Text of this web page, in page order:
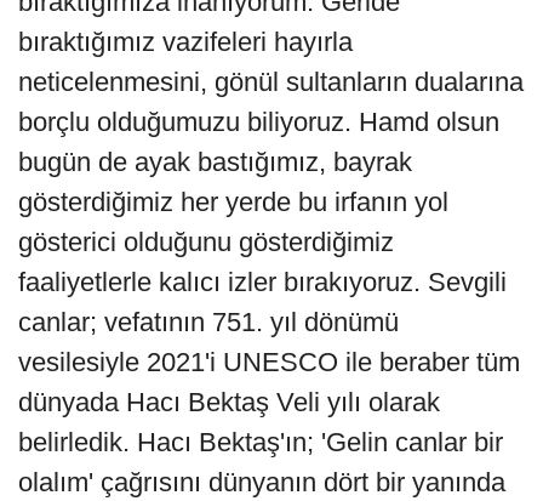
bıraktığımız vazifeleri hayırla
neticelenmesini, gönül sultanların dualarına
borçlu olduğumuzu biliyoruz. Hamd olsun
bugün de ayak bastığımız, bayrak
gösterdiğimiz her yerde bu irfanın yol
gösterici olduğunu gösterdiğimiz
faaliyetlerle kalıcı izler bırakıyoruz. Sevgili
canlar; vefatının 751. yıl dönümü
vesilesiyle 2021'i UNESCO ile beraber tüm
dünyada Hacı Bektaş Veli yılı olarak
belirledik. Hacı Bektaş'ın; 'Gelin canlar bir
olalım' çağrısını dünyanın dört bir yanında